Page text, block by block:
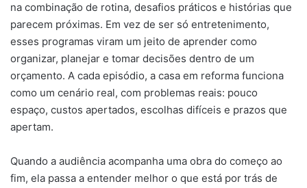
na combinação de rotina, desafios práticos e histórias que
parecem próximas. Em vez de ser só entretenimento,
esses programas viram um jeito de aprender como
organizar, planejar e tomar decisões dentro de um
orçamento. A cada episódio, a casa em reforma funciona
como um cenário real, com problemas reais: pouco
espaço, custos apertados, escolhas difíceis e prazos que
apertam.
Quando a audiência acompanha uma obra do começo ao
fim, ela passa a entender melhor o que está por trás de